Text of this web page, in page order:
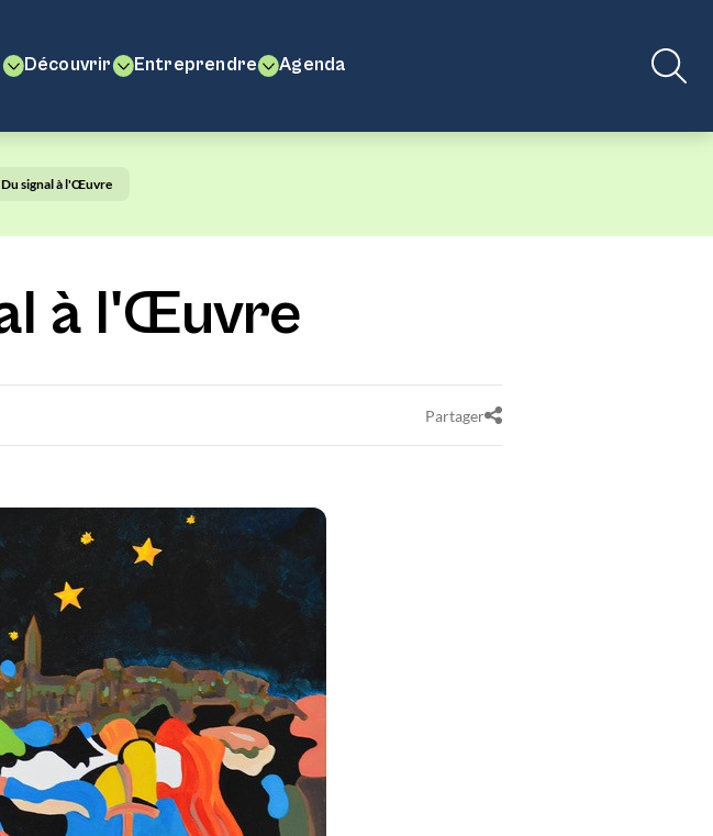
Découvrir Entreprendre Agenda
Du signal à l'Œuvre
à l'Œuvre
Partager